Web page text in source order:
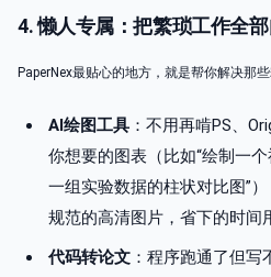
4. 懒人专属：把繁琐工作全
PaperNex最贴心的地方，就是帮你解决那
AI绘图工具 ：不用再啃PS、
你想要的图表（比如“绘制一
一组实验数据的柱状对比图”
规范的高清图片，省下的时间
代码转论文 ：程序跑通了但